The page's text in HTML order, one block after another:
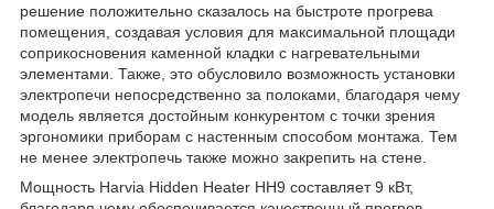
решение положительно сказалось на быстроте прогрева
помещения, создавая условия для максимальной площади
соприкосновения каменной кладки с нагревательными
элементами. Также, это обусловило возможность установки
электропечи непосредственно за полоками, благодаря чему
модель является достойным конкурентом с точки зрения
эргономики приборам с настенным способом монтажа. Тем
не менее электропечь также можно закрепить на стене.
Мощность Harvia Hidden Heater HH9 составляет 9 кВт,